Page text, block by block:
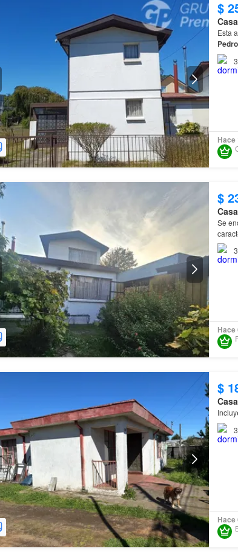
$
Casa
Esta
Pedro
3
Hace
$
Casa
Se
3
Hace
$
Casa
3
Hace